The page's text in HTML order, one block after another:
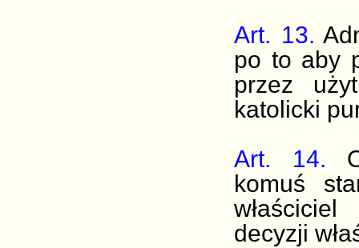
Art. 13.
po to aby
przez
katolicki
Art. 14.
komuś
decyzji